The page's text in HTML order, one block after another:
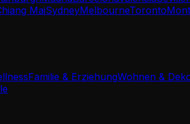
MaiSydneyMelbourneToronto
Familie & ErziehungWohnen &